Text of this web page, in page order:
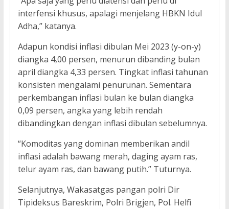
interfensi khusus, apalagi menjelang HBKN Idul
Adha,” katanya.
Adapun kondisi inflasi dibulan Mei 2023 (y-on-y)
diangka 4,00 persen, menurun dibanding bulan
april diangka 4,33 persen. Tingkat inflasi tahunan
konsisten mengalami penurunan. Sementara
perkembangan inflasi bulan ke bulan diangka
0,09 persen, angka yang lebih rendah
dibandingkan dengan inflasi dibulan sebelumnya.
“Komoditas yang dominan memberikan andil
inflasi adalah bawang merah, daging ayam ras,
telur ayam ras, dan bawang putih.” Tuturnya.
Selanjutnya, Wakasatgas pangan polri Dir
Tipideksus Bareskrim, Polri Brigjen, Pol. Helfi